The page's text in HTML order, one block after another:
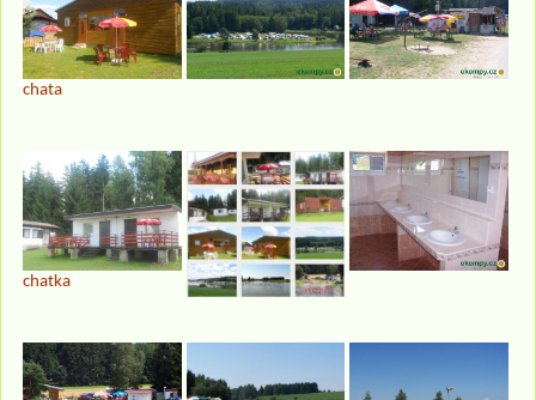
chata
chatka